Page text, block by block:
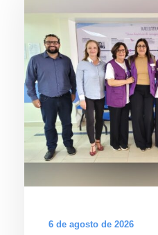
6 de agosto de 2026